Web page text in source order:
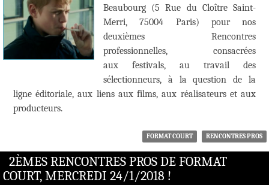
Beaubourg (5 Rue du Cloître Saint-
Merri, 75004 Paris) pour nos
deuxièmes Rencontres
professionnelles, consacrées
aux festivals, au travail des
sélectionneurs, à la question de la
ligne éditoriale, aux liens aux films, aux réalisateurs et aux
producteurs.
FORMAT COURT RENCONTRES PROS
2ÈMES RENCONTRES PROS DE FORMAT
COURT, MERCREDI 24/1/2018 !